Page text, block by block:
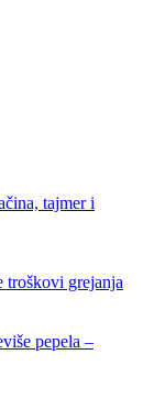
tajmer i
troškovi grejanja
pepela –